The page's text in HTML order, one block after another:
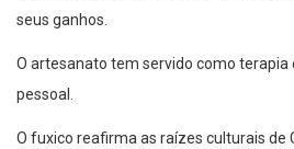
seus ganhos.
O artesanato tem servido como terapia
pessoal.
O fuxico reafirma as raízes culturais de